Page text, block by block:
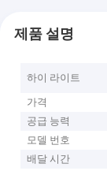
제품 설명
하이 라이트
가격
공급 능력
모델 번호
배달 시간